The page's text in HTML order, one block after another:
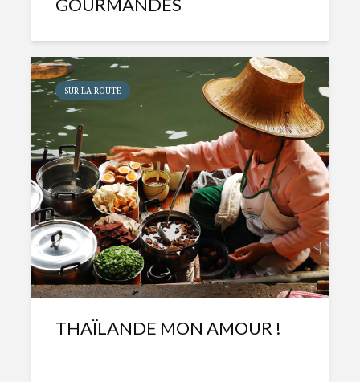
GOURMANDES
SUR LA ROUTE
THAÏLANDE MON AMOUR !